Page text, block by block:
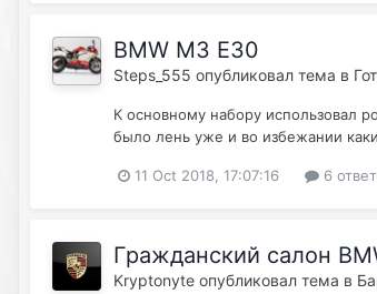
BMW M3 E30
Steps_555 опубликовал тема в
К основному набору использовал
было лень уже и во избежании
11 Oct 2018, 17:07:16 6
Гражданский салон
Kryptonyte опубликовал тема в